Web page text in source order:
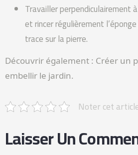
Travailler perpendiculairement
et rincer régulièrement
trace sur la pierre.
Découvrir également : Créer un
embellir le jardin.
Noter cet
Laisser Un